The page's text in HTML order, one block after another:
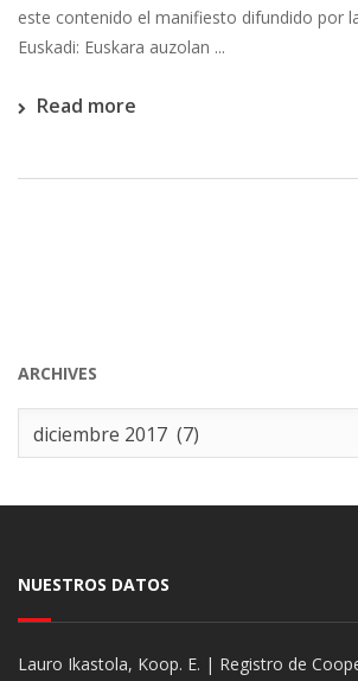
este contenido el manifiesto difundido por
Euskadi: Euskara auzolan ...
Read more
ARCHIVES
Archives
diciembre 2017 (7)
NUESTROS DATOS
Lauro Ikastola, Koop. E. | Registro de